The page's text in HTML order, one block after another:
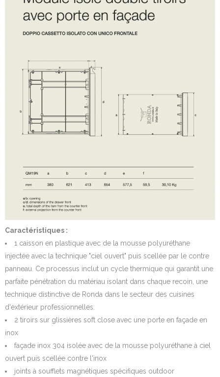
Caractéristiques :
1 caisson en plastique avec de la mousse polyuréthane
injectée avec la technique "ciel ouvert" puis scellée par le contre
panneau. Ce processus inclut un cycle thermique qui garantit une
parfaite pénétration du matériau isolant dans chaque recoin, une
technique distinctive de Ronda dans le secteur des cuisines
d'extérieur professionnelles.
2 tiroirs sur glissières soft close avec une porte en façade en
inox
façade inox 304 isolée avec de la mousse polyuréthane à ciel
ouvert puis scellée contre l'inox
joints à soufflets magnétiques spécifiques outdoor